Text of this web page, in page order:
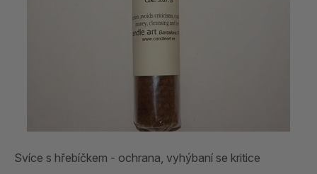
Svíce s hřebíčkem - ochrana, vyhýbaní se kritice